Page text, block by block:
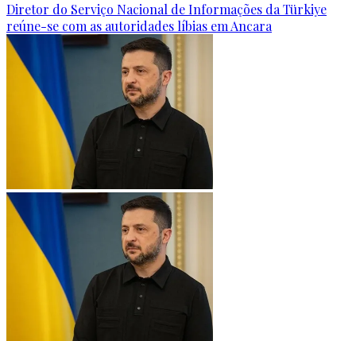
Diretor do Serviço Nacional de Informações da Türkiye
reúne-se com as autoridades líbias em Ancara